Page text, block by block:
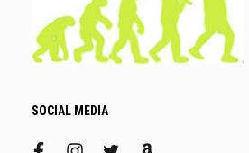
SOCIAL MEDIA